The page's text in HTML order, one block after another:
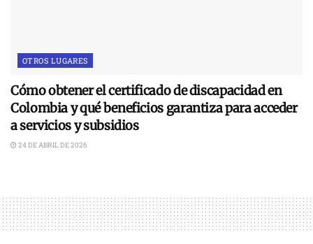
OTROS LUGARES
Cómo obtener el certificado de discapacidad en
Colombia y qué beneficios garantiza para acceder
a servicios y subsidios
24 DE ABRIL DE 2026